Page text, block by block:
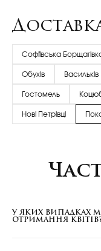
Софіївська
Обухів Васильків
Гостомель
Нові Петрівці
У ЯКИХ ВИПАДКАХ
ОТРИМАННЯ